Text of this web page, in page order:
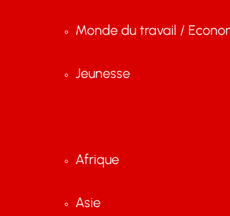
Monde du travail /
Jeunesse
Afrique
Asie